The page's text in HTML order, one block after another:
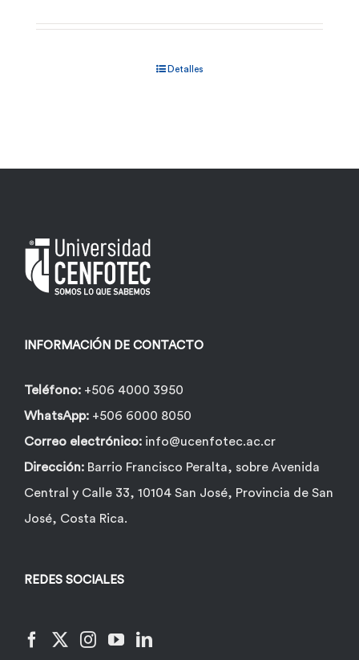
Detalles
INFORMACIÓN DE CONTACTO
Teléfono: +506 4000 3950
WhatsApp: +506 6000 8050
Correo electrónico: info@ucenfotec.ac.cr
Dirección: Barrio Francisco Peralta, sobre Avenida
Central y Calle 33, 10104 San José, Provincia de San
José, Costa Rica.
REDES SOCIALES